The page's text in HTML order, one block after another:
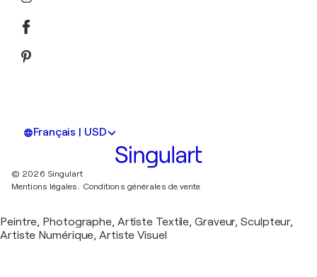
Français | USD
© 2026 Singulart
Mentions légales. Conditions générales de vente
Peintre, Photographe, Artiste Textile, Graveur, Sculpteur,
Artiste Numérique, Artiste Visuel